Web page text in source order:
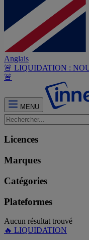
Anglais
🚨 LIQUIDATION :
🚨
MENU
Licences
Marques
Catégories
Plateformes
Aucun résultat trouvé
🔥 LIQUIDATION